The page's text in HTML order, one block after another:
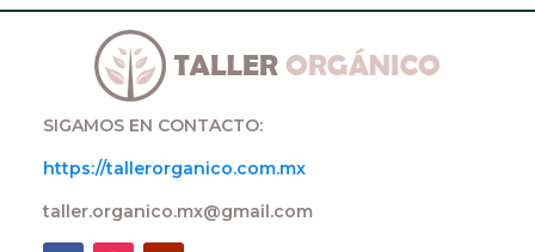
SIGAMOS EN CONTACTO:
https://tallerorganico.com.mx
taller.organico.mx@gmail.com